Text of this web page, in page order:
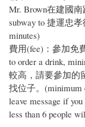
Mr. Brown在建國南
subway to 捷運忠
minutes)
費用(fee)：參加免
to order a drink,
較高，請要參加的
找位子。(minimum
leave message if
less than 6 people